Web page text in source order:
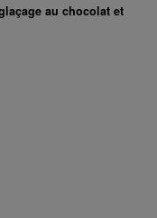
au chocolat et